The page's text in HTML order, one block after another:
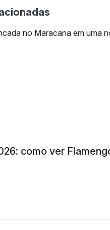
como ver